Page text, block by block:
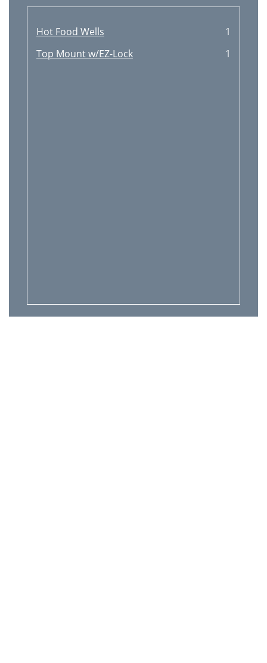
Hot Food Wells
1
Top Mount w/EZ-Lock
1